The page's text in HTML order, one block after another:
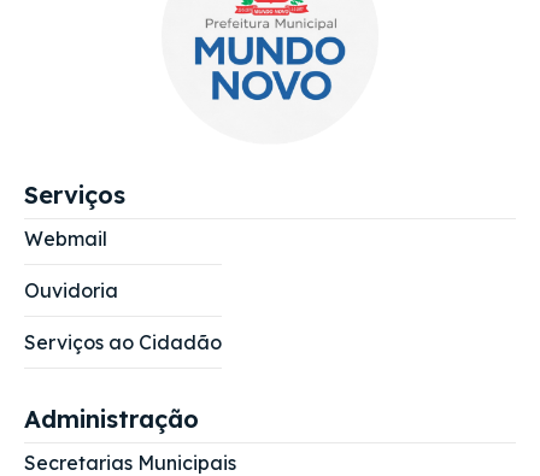
Serviços
Webmail
Ouvidoria
Serviços ao Cidadão
Administração
Secretarias Municipais